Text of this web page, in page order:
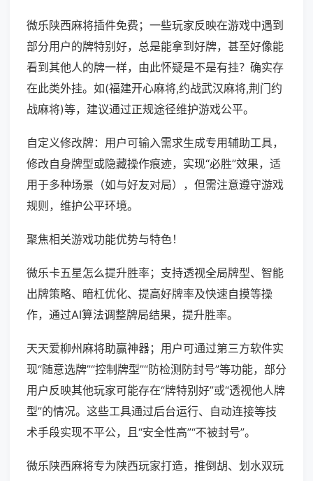
微乐陕西麻将插件免费；一些玩家反映在游戏中遇到
部分用户的牌特别好，总是能拿到好牌，甚至好像能
看到其他人的牌一样，由此怀疑是不是有挂？确实存
在此类外挂。如(福建开心麻将,约战武汉麻将,荆门约
战麻将)等，建议通过正规途径维护游戏公平。
自定义修改牌：用户可输入需求生成专用辅助工具，
修改自身牌型或隐藏操作痕迹，实现“必胜”效果，适
用于多种场景（如与好友对局），但需注意遵守游戏
规则，维护公平环境。
聚焦相关游戏功能优势与特色！
微乐卡五星怎么提升胜率；支持透视全局牌型、智能
出牌策略、暗杠优化、提高好牌率及快速自摸等操
作，通过AI算法调整牌局结果，提升胜率。
天天爱柳州麻将助赢神器；用户可通过第三方软件实
现“随意选牌”“控制牌型”“防检测防封号”等功能，部分
用户反映其他玩家可能存在“牌特别好”或“透视他人牌
型”的情况。这些工具通过后台运行、自动连接等技
术手段实现不平公，且“安全性高”“不被封号”。
微乐陕西麻将专为陕西玩家打造，推倒胡、划水双玩